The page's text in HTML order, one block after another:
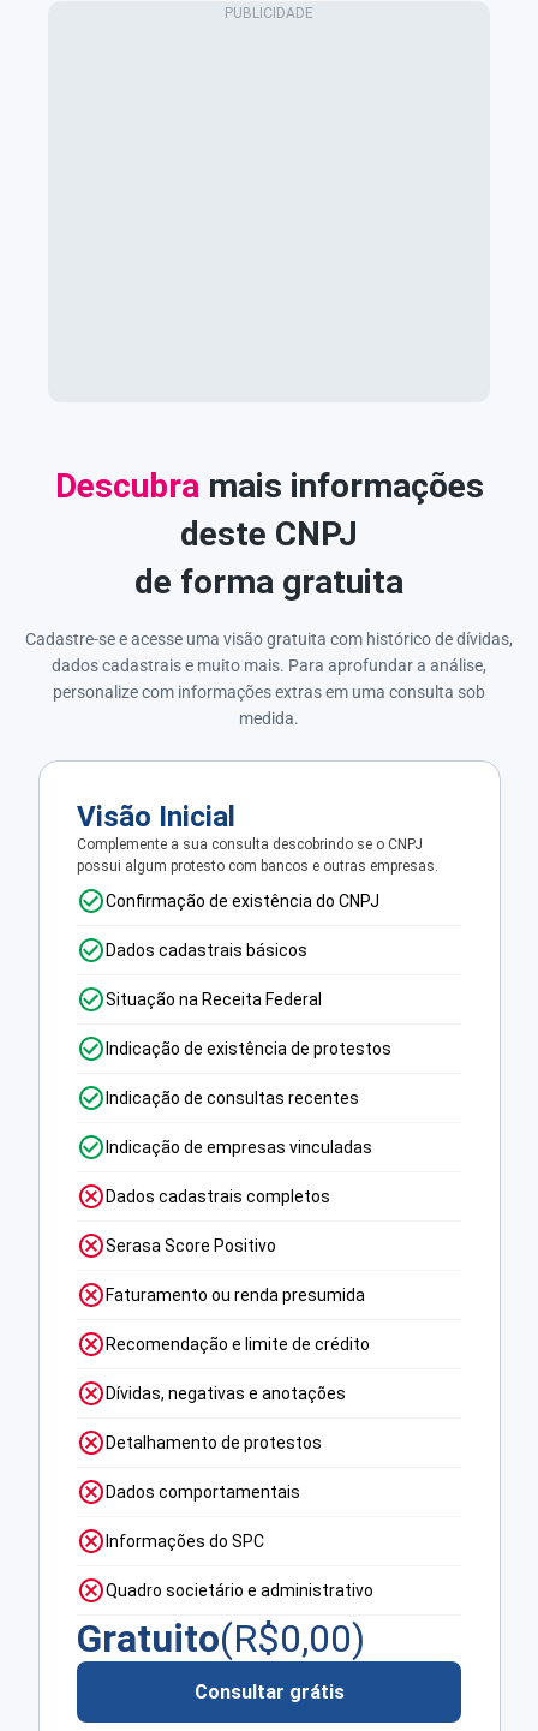
Descubramais informações
deste CNPJ
de forma gratuita
Cadastre-se e acesse uma visão gratuita com histórico de dívidas,
dados cadastrais e muito mais. Para aprofundar a análise,
personalize com informações extras em uma consulta sob
medida.
Visão Inicial
Complemente a sua consulta descobrindo se o CNPJ
possui algum protesto com bancos e outras empresas.
Confirmação de existência do CNPJ
Dados cadastrais básicos
Situação na Receita Federal
Indicação de existência de protestos
Indicação de consultas recentes
Indicação de empresas vinculadas
Dados cadastrais completos
Serasa Score Positivo
Faturamento ou renda presumida
Recomendação e limite de crédito
Dívidas, negativas e anotações
Detalhamento de protestos
Dados comportamentais
Informações do SPC
Quadro societário e administrativo
Gratuito(R$0,00)
Consultar grátis